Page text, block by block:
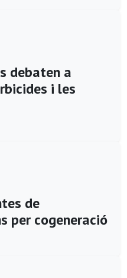
debaten a
i les
de
per cogeneració